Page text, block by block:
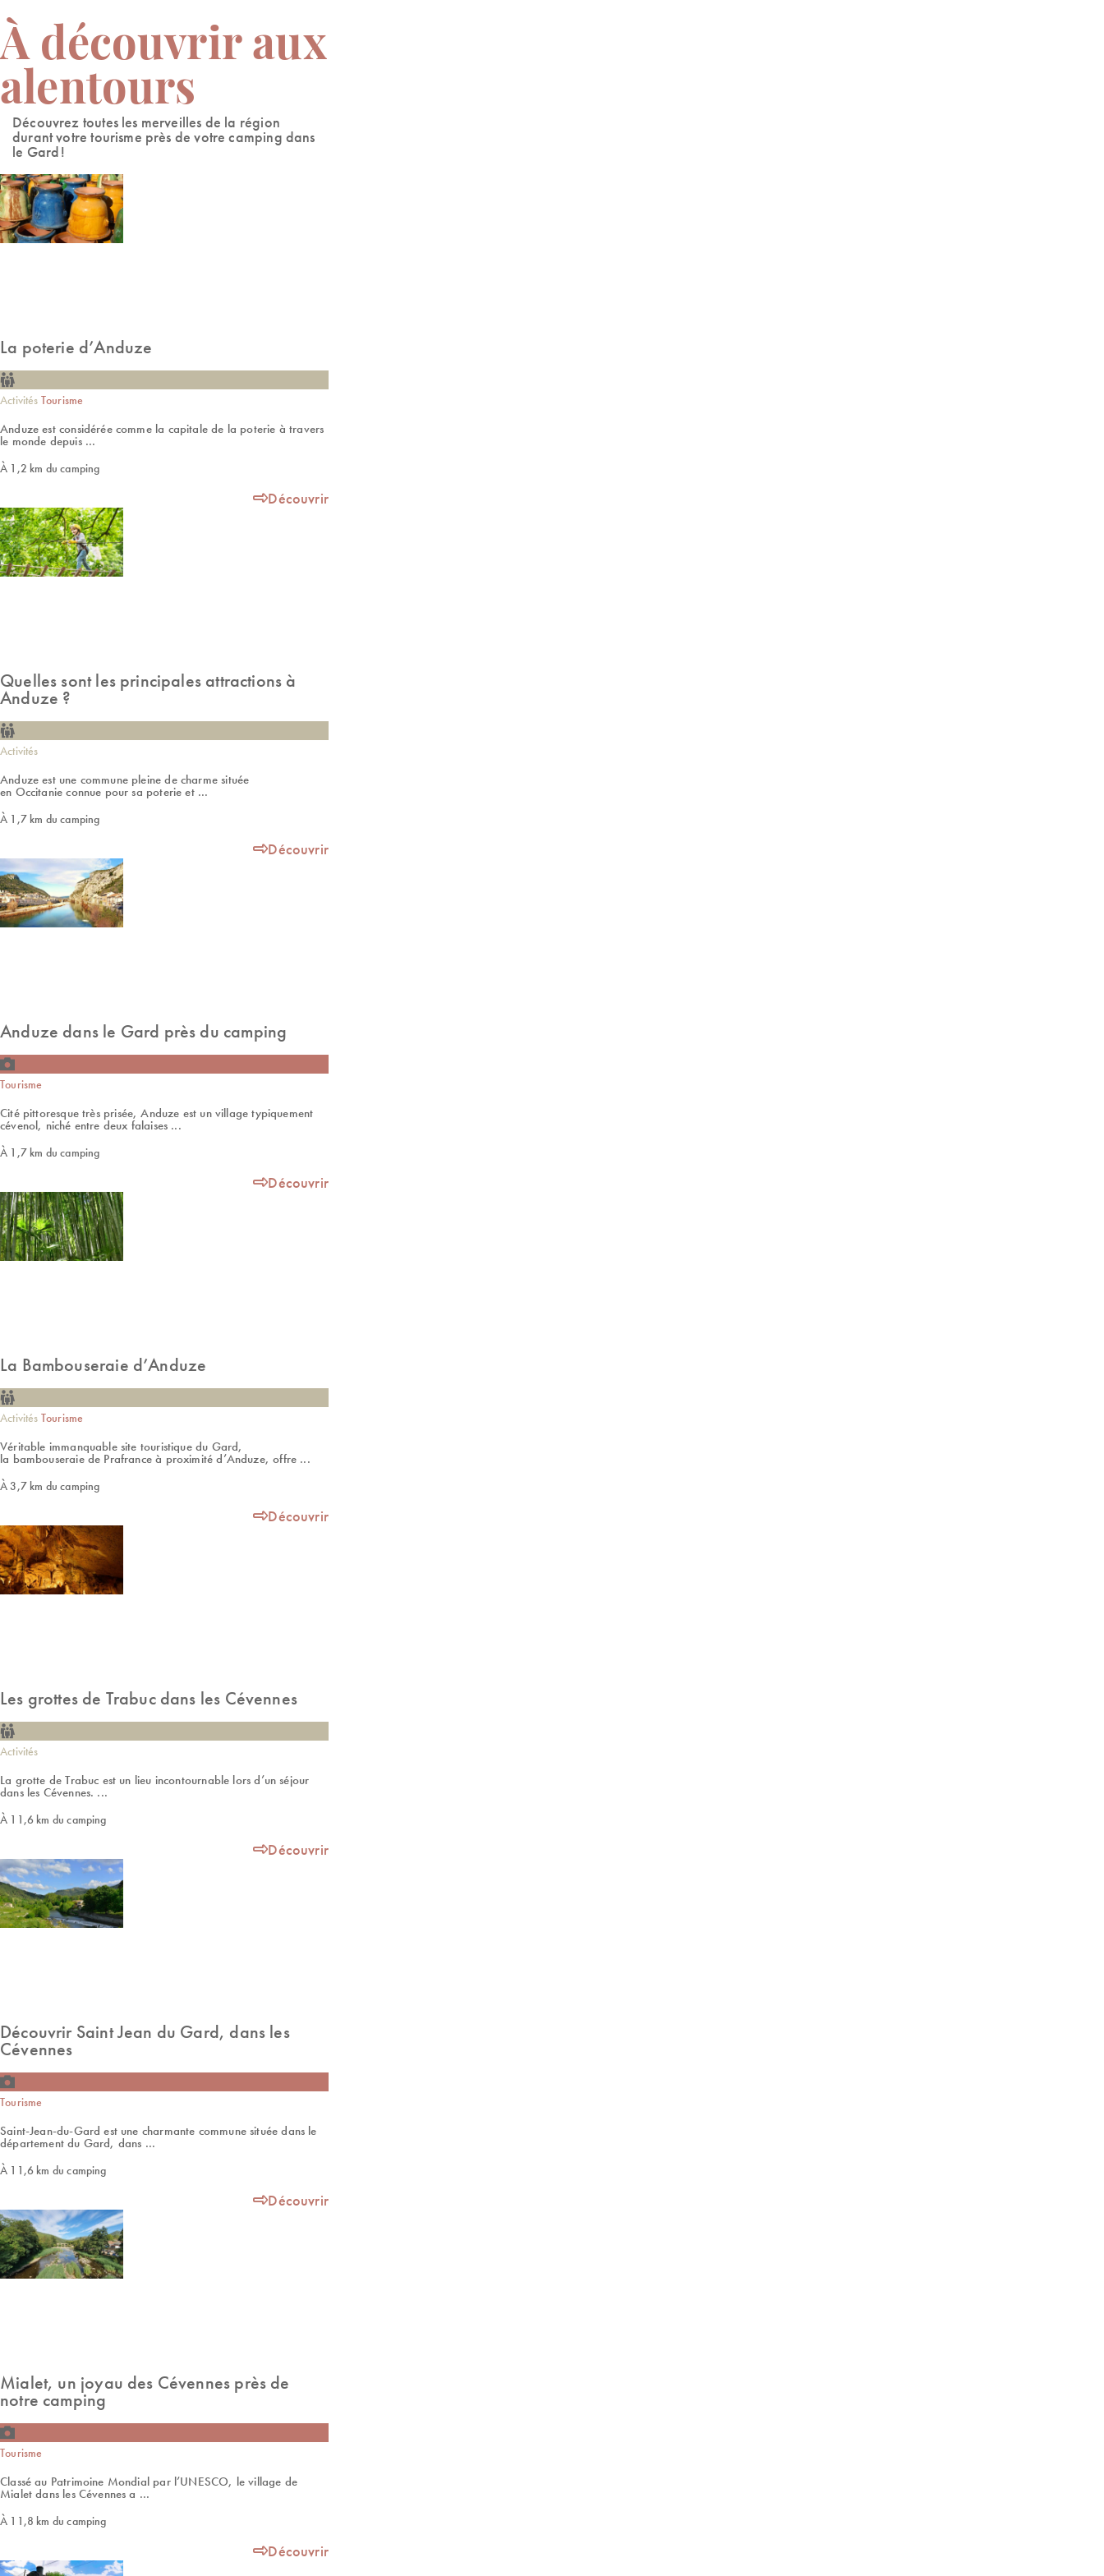
À découvrir aux
alentours
Découvrez toutes les merveilles de la région
durant votre tourisme près de votre camping dans
le Gard !
La poterie d’Anduze
Activités Tourisme
Anduze est considérée comme la capitale de la poterie à travers
le monde depuis ...
À 1,2 km du camping
Découvrir
Quelles sont les principales attractions à
Anduze ?
Activités
Anduze est une commune pleine de charme située
en Occitanie connue pour sa poterie et ...
À 1,7 km du camping
Découvrir
Anduze dans le Gard près du camping
Tourisme
Cité pittoresque très prisée, Anduze est un village typiquement
cévenol, niché entre deux falaises ...
À 1,7 km du camping
Découvrir
La Bambouseraie d’Anduze
Activités Tourisme
Véritable immanquable site touristique du Gard,
la bambouseraie de Prafrance à proximité d’Anduze, offre ...
À 3,7 km du camping
Découvrir
Les grottes de Trabuc dans les Cévennes
Activités
La grotte de Trabuc est un lieu incontournable lors d’un séjour
dans les Cévennes. ...
À 11,6 km du camping
Découvrir
Découvrir Saint Jean du Gard, dans les
Cévennes
Tourisme
Saint-Jean-du-Gard est une charmante commune située dans le
département du Gard, dans ...
À 11,6 km du camping
Découvrir
Mialet, un joyau des Cévennes près de
notre camping
Tourisme
Classé au Patrimoine Mondial par l’UNESCO, le village de
Mialet dans les Cévennes a ...
À 11,8 km du camping
Découvrir